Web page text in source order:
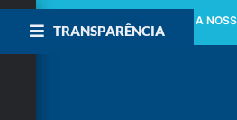
INICIO A
TRANSPARÊNCIA